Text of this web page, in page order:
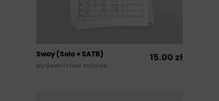
DODAJ DO KOSZYKA
Sway (Solo + SATB) 15.00 zł
wydawnictwa nutowe